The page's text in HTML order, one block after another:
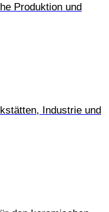
Produktion und
Industrie und